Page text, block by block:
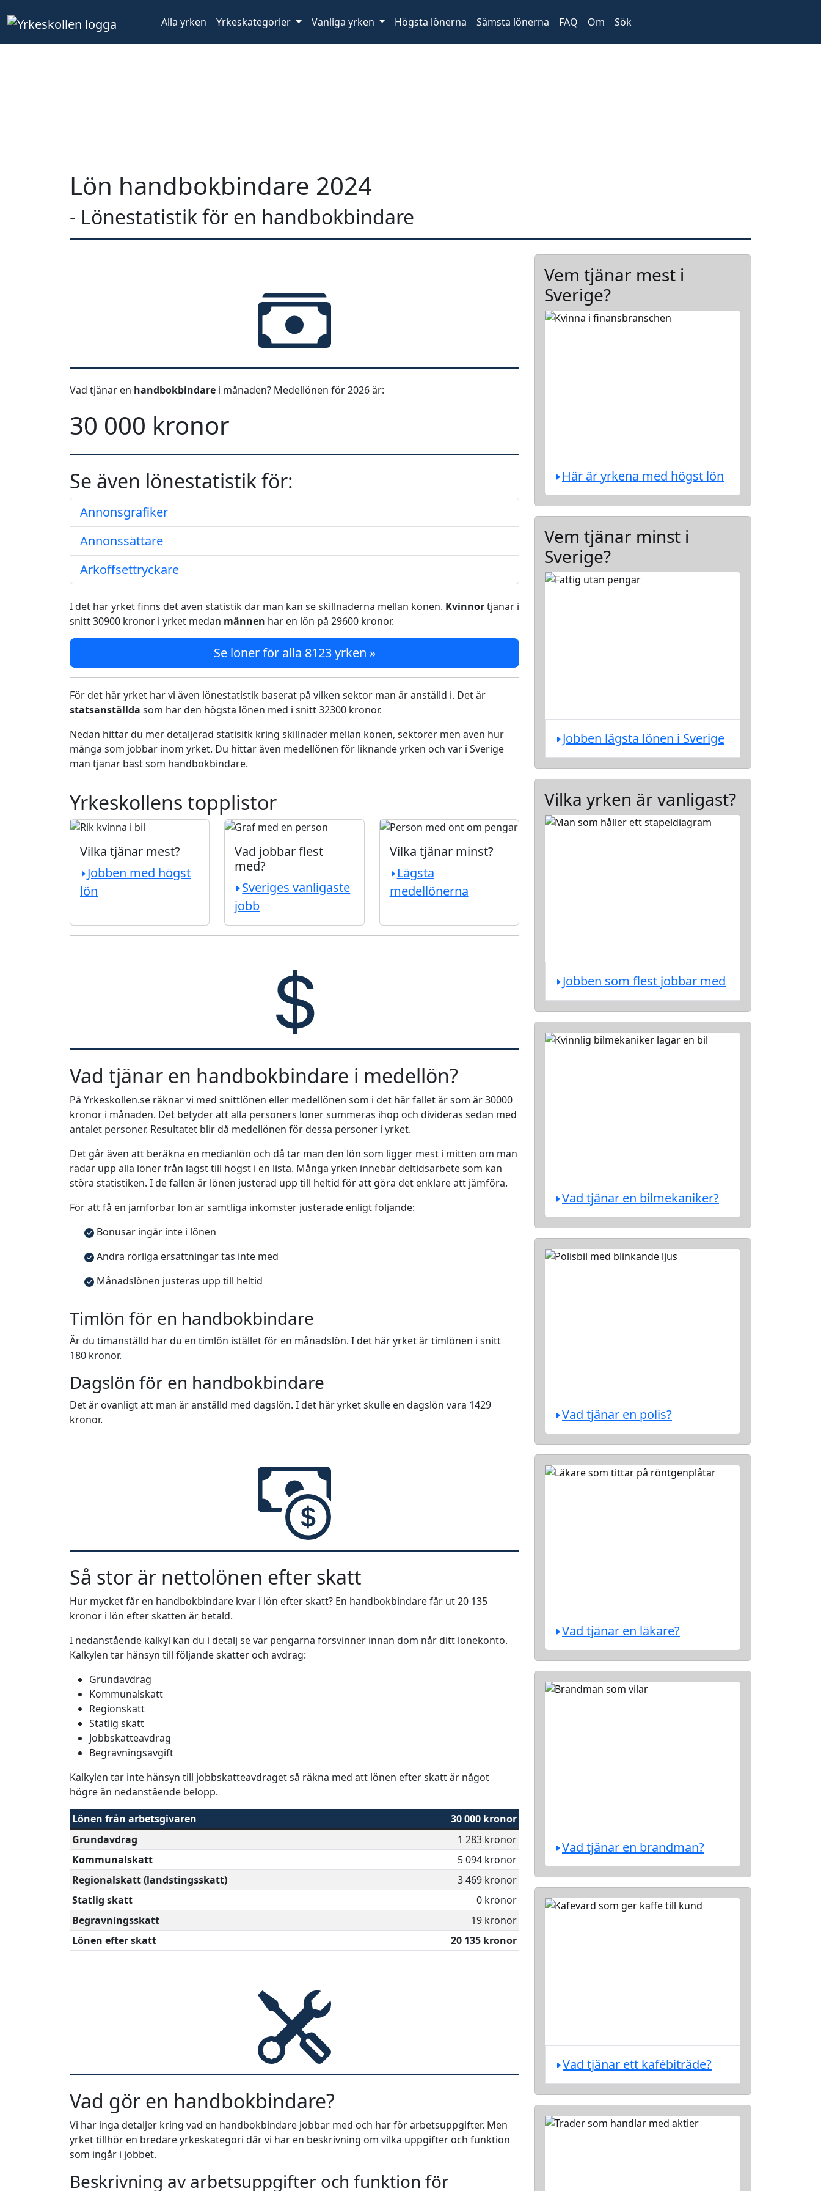
Alla yrken Yrkeskategorier Vanliga yrken Högsta lönerna Sämsta lönerna FAQ Om Sök
Lön handbokbindare 2024
- Lönestatistik för en handbokbindare
Vad tjänar en handbokbindare i månaden? Medellönen för 2026 är:
30 000 kronor
Se även lönestatistik för:
Annonsgrafiker
Annonssättare
Arkoffsettryckare
I det här yrket finns det även statistik där man kan se skillnaderna mellan könen. Kvinnortjänar i
snitt 30900 kronor i yrket medan männen har en lön på 29600 kronor.
Se löner för alla 8123 yrken »
För det här yrket har vi även lönestatistik baserat på vilken sektor man är anställd i. Det är
statsanställda som har den högsta lönen med i snitt 32300 kronor.
Nedan hittar du mer detaljerad statisitk kring skillnader mellan könen, sektorer men även hur
många som jobbar inom yrket. Du hittar även medellönen för liknande yrken och var i Sverige
man tjänar bäst som handbokbindare.
Yrkeskollens topplistor
Vilka tjänar mest?
Jobben med högst
lön
Vad jobbar flest
med?
Sveriges vanligaste
jobb
Vilka tjänar minst?
Lägsta
medellönerna
Vad tjänar en handbokbindare i medellön?
På Yrkeskollen.se räknar vi med snittlönen eller medellönen som i det här fallet är som är 30000
kronor i månaden. Det betyder att alla personers löner summeras ihop och divideras sedan med
antalet personer. Resultatet blir då medellönen för dessa personer i yrket.
Det går även att beräkna en medianlön och då tar man den lön som ligger mest i mitten om man
radar upp alla löner från lägst till högst i en lista. Många yrken innebär deltidsarbete som kan
störa statistiken. I de fallen är lönen justerad upp till heltid för att göra det enklare att jämföra.
För att få en jämförbar lön är samtliga inkomster justerade enligt följande:
Bonusar ingår inte i lönen
Andra rörliga ersättningar tas inte med
Månadslönen justeras upp till heltid
Timlön för en handbokbindare
Är du timanställd har du en timlön istället för en månadslön. I det här yrket är timlönen i snitt
180 kronor.
Dagslön för en handbokbindare
Det är ovanligt att man är anställd med dagslön. I det här yrket skulle en dagslön vara 1429
kronor.
Så stor är nettolönen efter skatt
Hur mycket får en handbokbindare kvar i lön efter skatt? En handbokbindare får ut 20 135
kronor i lön efter skatten är betald.
I nedanstående kalkyl kan du i detalj se var pengarna försvinner innan dom når ditt lönekonto.
Kalkylen tar hänsyn till följande skatter och avdrag:
Grundavdrag
Kommunalskatt
Regionskatt
Statlig skatt
Jobbskatteavdrag
Begravningsavgift
Kalkylen tar inte hänsyn till jobbskatteavdraget så räkna med att lönen efter skatt är något
högre än nedanstående belopp.
Lönen från arbetsgivaren
30 000 kronor
Grundavdrag
1 283 kronor
Kommunalskatt
5 094 kronor
Regionalskatt (landstingsskatt)
3 469 kronor
Statlig skatt
0 kronor
Begravningsskatt
19 kronor
Lönen efter skatt
20 135 kronor
Vad gör en handbokbindare?
Vi har inga detaljer kring vad en handbokbindare jobbar med och har för arbetsuppgifter. Men
yrket tillhör en bredare yrkeskategori där vi har en beskrivning om vilka uppgifter och funktion
som ingår i jobbet.
Beskrivning av arbetsuppgifter och funktion för
Vem tjänar mest i
Sverige?
Här är yrkena med högst lön
Vem tjänar minst i
Sverige?
Jobben lägsta lönen i Sverige
Vilka yrken är vanligast?
Jobben som flest jobbar med
Vad tjänar en bilmekaniker?
Vad tjänar en polis?
Vad tjänar en läkare?
Vad tjänar en brandman?
Vad tjänar ett kafébiträde?